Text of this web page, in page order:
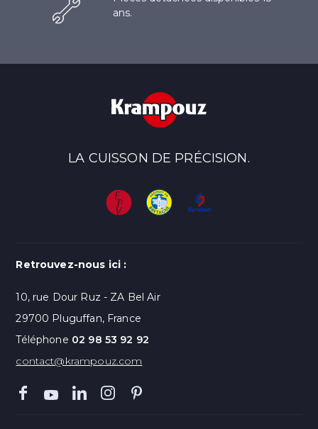
ans.
LA CUISSON DE PRÉCISION.
Retrouvez-nous ici :
10, rue Dour Ruz - ZA Bel Air
29700 Pluguffan, France
Téléphone 02 98 53 92 92
contact@krampouz.com